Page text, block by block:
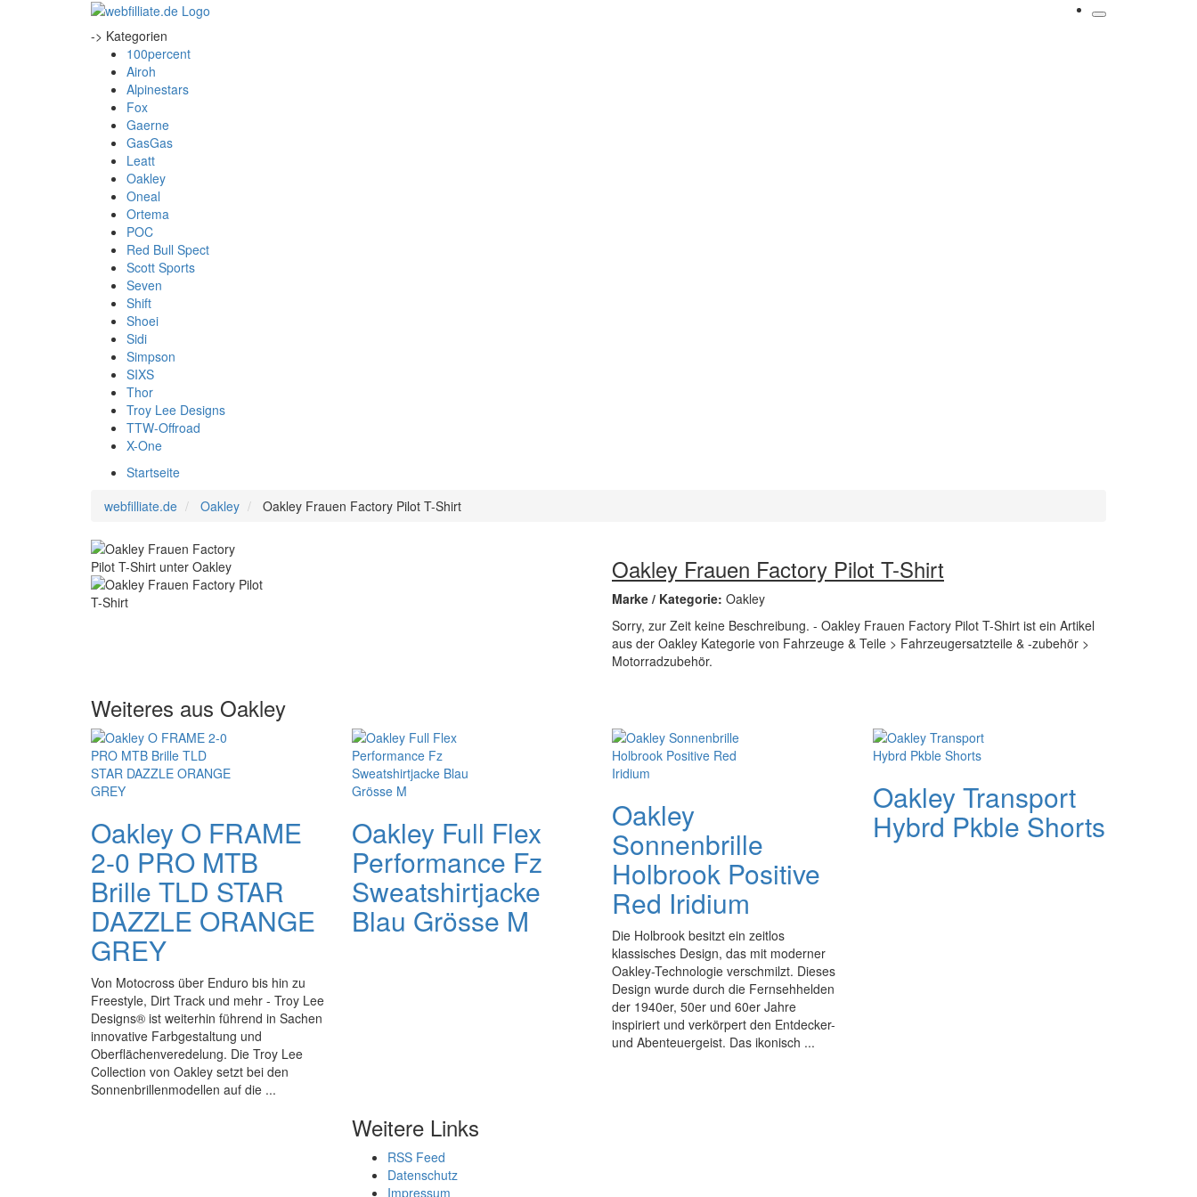
-> Kategorien
100percent
Airoh
Alpinestars
Fox
Gaerne
GasGas
Leatt
Oakley
Oneal
Ortema
POC
Red Bull Spect
Scott Sports
Seven
Shift
Shoei
Sidi
Simpson
SIXS
Thor
Troy Lee Designs
TTW-Offroad
X-One
Startseite
webfilliate.de
Oakley Oakley Frauen Factory Pilot T-Shirt
Oakley Frauen Factory Pilot T-Shirt
Marke / Kategorie: Oakley
Sorry, zur Zeit keine Beschreibung. - Oakley Frauen Factory Pilot T-Shirt ist ein Artikel
aus der Oakley Kategorie von Fahrzeuge & Teile > Fahrzeugersatzteile & -zubehör >
Motorradzubehör.
Weiteres aus Oakley
Oakley O FRAME
2-0 PRO MTB
Brille TLD STAR
DAZZLE ORANGE
GREY
Von Motocross über Enduro bis hin zu
Freestyle, Dirt Track und mehr - Troy Lee
Designs® ist weiterhin führend in Sachen
innovative Farbgestaltung und
Oberflächenveredelung. Die Troy Lee
Collection von Oakley setzt bei den
Sonnenbrillenmodellen auf die ...
Oakley Full Flex
Performance Fz
Sweatshirtjacke
Blau Grösse M
Oakley
Sonnenbrille
Holbrook Positive
Red Iridium
Die Holbrook besitzt ein zeitlos
klassisches Design, das mit moderner
Oakley-Technologie verschmilzt. Dieses
Design wurde durch die Fernsehhelden
der 1940er, 50er und 60er Jahre
inspiriert und verkörpert den Entdecker-
und Abenteuergeist. Das ikonisch ...
Oakley Transport
Hybrd Pkble Shorts
Weitere Links
RSS Feed
Datenschutz
Impressum